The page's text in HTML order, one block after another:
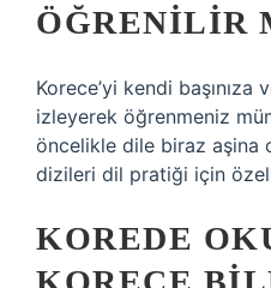
ÖĞRENILIR
Korece’yi kendi başınıza
izleyerek öğrenmeniz
öncelikle dile biraz aşina
dizileri dil pratiği için
KOREDE